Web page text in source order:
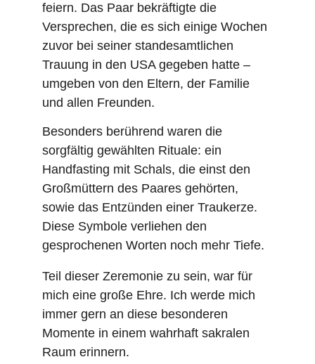
feiern. Das Paar bekräftigte die
Versprechen, die es sich einige Wochen
zuvor bei seiner standesamtlichen
Trauung in den USA gegeben hatte –
umgeben von den Eltern, der Familie
und allen Freunden.
Besonders berührend waren die
sorgfältig gewählten Rituale: ein
Handfasting mit Schals, die einst den
Großmüttern des Paares gehörten,
sowie das Entzünden einer Traukerze.
Diese Symbole verliehen den
gesprochenen Worten noch mehr Tiefe.
Teil dieser Zeremonie zu sein, war für
mich eine große Ehre. Ich werde mich
immer gern an diese besonderen
Momente in einem wahrhaft sakralen
Raum erinnern.